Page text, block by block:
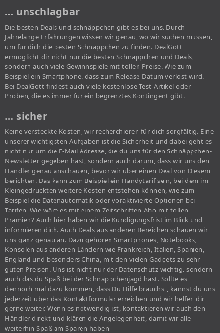
… unschlagbar
Die besten Deals und schnäppchen gibt es bei uns. Durch
Jahrelange Erfahrungen wissen wir genau, wo wir suchen müssen,
um für dich die besten Schnäppchen zu finden. DealGott
ermöglicht dir nicht nur die besten Schnäppchen und Deals,
sondern auch viele Gewinnspiele mit tollen Preise. Wie zum
Beispiel ein Smartphone, dass zum Release-Datum verlost wird.
Bei DealGott findest auch viele kostenlose Test-Artikel oder
Proben, die es immer für ein begrenztes Kontingent gibt.
… sicher
Keine versteckte Kosten, wir recherchieren für dich sorgfältig. Eine
unserer wichtigsten Aufgaben ist die Sicherheit und dabei geht es
nicht nur um die E-Mail Adresse, die du uns für den Schnäppchen-
Newsletter gegeben hast, sondern auch darum, dass wir uns den
Händler genau anschauen, bevor wir über einen Deal von Diesem
berichten. Das kann zum Beispiel ein Handytarif sein, bei dem im
Kleingedruckten weitere Kosten entstehen können, wie zum
Beispiel die Datenautomatik oder voraktivierte Optionen bei
Tarifen. Wie wäre es mit einem Zeitschriften-Abo mit tollen
Prämien? Auch hier haben wir die Kündigungsfrist im Blick und
informieren dich. Auch Deals aus anderen Bereichen schauen wir
uns ganz genau an. Dazu gehören Smartphones, Notebooks,
Konsolen aus anderen Ländern wie Frankreich, Italien, Spanien,
England und besonders China, mit den vielen Gadgets zu sehr
guten Preisen. Uns ist nicht nur der Datenschutz wichtig, sondern
auch das du Spaß bei der Schnäppchenjagd hast. Sollte es
dennoch mal dazu kommen, dass Du Hilfe brauchst, kannst du uns
jederzeit über das Kontaktformular erreichen und wir helfen dir
gerne weiter. Wenn es notwendig ist, kontaktieren wir auch den
Händler direkt und klären die Angelegenheit, damit wir alle
weiterhin Spaß am Sparen haben.